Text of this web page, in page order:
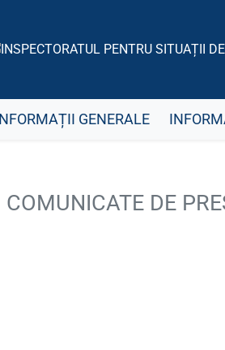
INFORMAȚII GENERALE
COMUNICATE DE